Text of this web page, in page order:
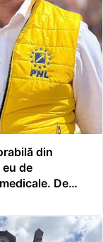
din
de
De